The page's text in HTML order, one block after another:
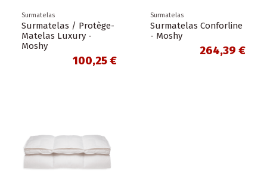
Surmatelas
Surmatelas / Protège-
Matelas Luxury -
Moshy
100,25 €
Surmatelas
Surmatelas Conforline
- Moshy
264,39 €